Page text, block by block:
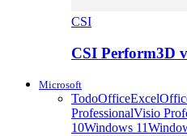
CSI
CSI Perform3D
Microsoft
TodoOfficeExcel
ProfessionalVisio
10Windows 11